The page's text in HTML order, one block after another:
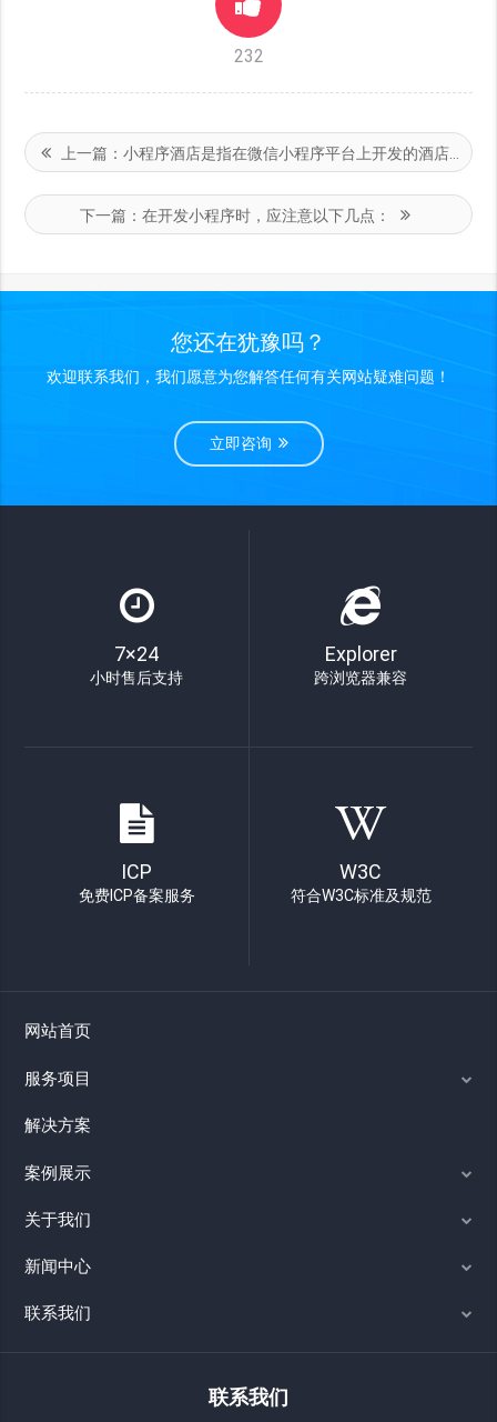
232
上一篇：小程序酒店是指在微信小程序平台上开发的酒店管理类应用
下一篇：在开发小程序时，应注意以下几点：
您还在犹豫吗？
欢迎联系我们，我们愿意为您解答任何有关网站疑难问题！
立即咨询
7×24
小时售后支持
Explorer
跨浏览器兼容
ICP
免费ICP备案服务
W3C
符合W3C标准及规范
网站首页
服务项目
解决方案
案例展示
关于我们
新闻中心
联系我们
联系我们